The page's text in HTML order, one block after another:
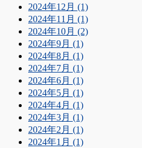
2024年12月 (1)
2024年11月 (1)
2024年10月 (2)
2024年9月 (1)
2024年8月 (1)
2024年7月 (1)
2024年6月 (1)
2024年5月 (1)
2024年4月 (1)
2024年3月 (1)
2024年2月 (1)
2024年1月 (1)